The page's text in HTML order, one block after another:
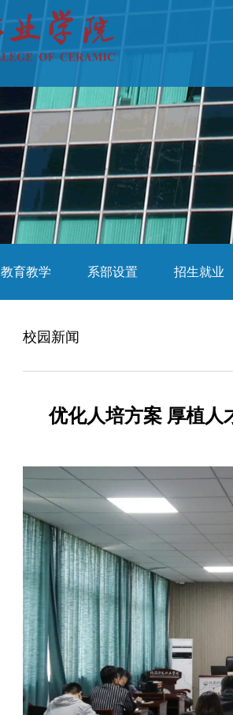
教育教学 系部设置 招生就业
校园新闻
优化人培方案 厚植